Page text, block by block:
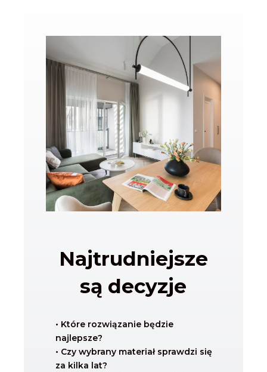
Najtrudniejsze
są decyzje
• Które rozwiązanie będzie
najlepsze?
• Czy wybrany materiał sprawdzi się
za kilka lat?